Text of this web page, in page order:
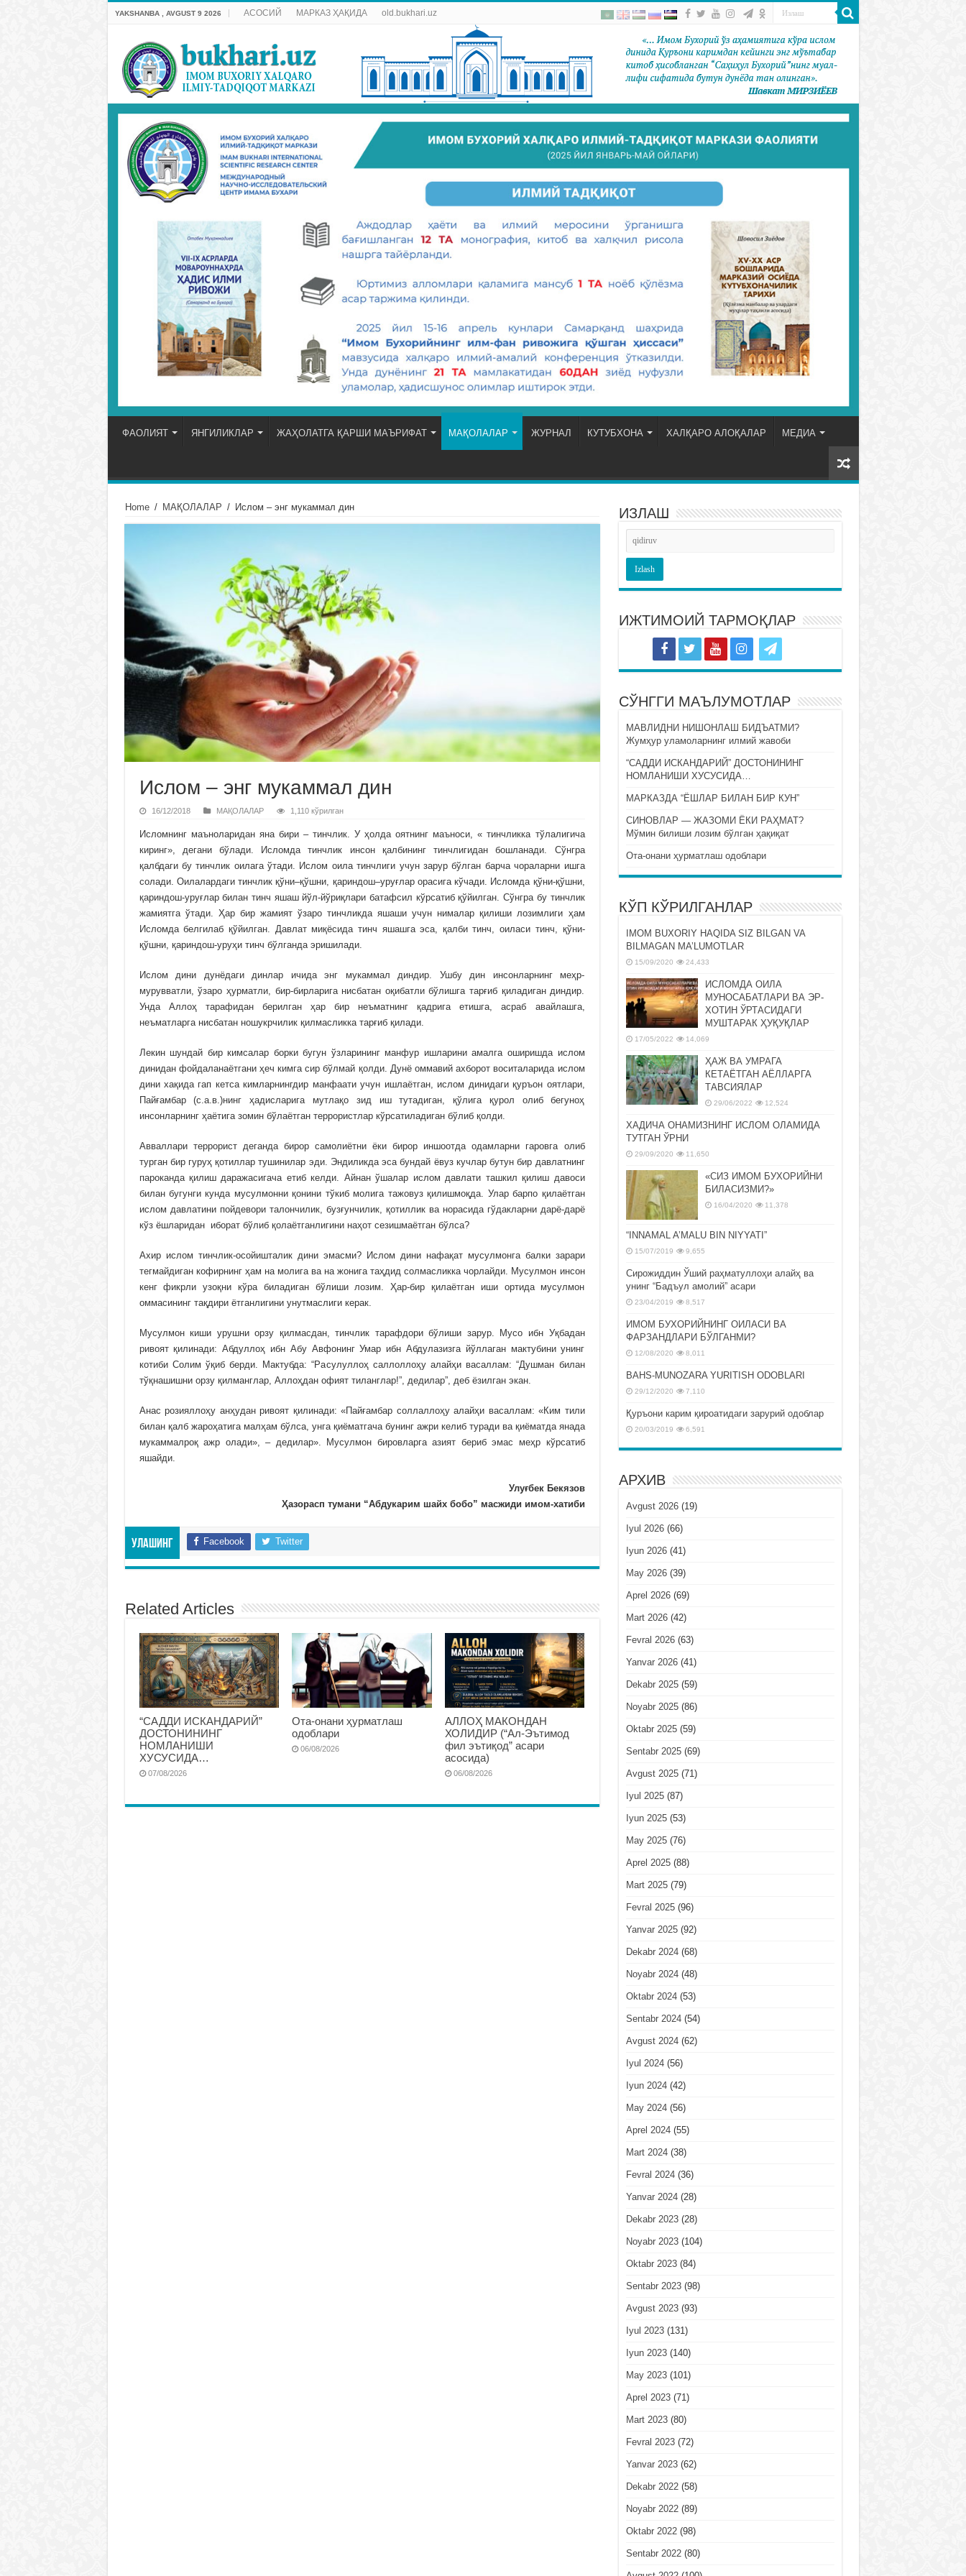
YAKSHANBA , AVGUST 9 2026 АСОСИЙ МАРКАЗ ҲАҚИДА old.bukhari.uz
ФАОЛИЯТ ЯНГИЛИКЛАР ЖАҲОЛАТГА ҚАРШИ МАЪРИФАТ МАҚОЛАЛАР ЖУРНАЛ КУТУБХОНА ХАЛҚАРО АЛОҚАЛАР МЕДИА
Home / МАҚОЛАЛАР / Ислом – энг мукаммал дин
Ислом – энг мукаммал дин
16/12/2018 МАҚОЛАЛАР 1,110 кўрилган
Исломнинг маъноларидан яна бири – тинчлик. У ҳолда оятнинг маъноси, « тинчликка тўлалигича
киринг», дегани бўлади. Исломда тинчлик инсон қалбининг тинчлигидан бошланади. Сўнгра
қалбдаги бу тинчлик оилага ўтади. Ислом оила тинчлиги учун зарур бўлган барча чораларни ишга
солади. Оилалардаги тинчлик қўни–қўшни, қариндош–уруғлар орасига кўчади. Исломда қўни-қўшни,
қариндош-уруғлар билан тинч яшаш йўл-йўриқлари батафсил кўрсатиб қўйилган. Сўнгра бу тинчлик
жамиятга ўтади. Ҳар бир жамият ўзаро тинчликда яшаши учун нималар қилиши лозимлиги ҳам
Исломда белгилаб қўйилган. Давлат миқёсида тинч яшашга эса, қалби тинч, оиласи тинч, қўни-
қўшни, қариндош-уруҳи тинч бўлганда эришилади.
Ислом дини дунёдаги динлар ичида энг мукаммал диндир. Ушбу дин инсонларнинг меҳр-
мурувватли, ўзаро ҳурматли, бир-бирларига нисбатан оқибатли бўлишга тарғиб қиладиган диндир.
Унда Аллоҳ тарафидан берилган ҳар бир неъматнинг қадрига етишга, асраб авайлашга,
неъматларга нисбатан ношукрчилик қилмасликка тарғиб қилади.
Лекин шундай бир кимсалар борки бугун ўзларининг манфур ишларини амалга оширишда ислом
динидан фойдаланаётгани ҳеч кимга сир бўлмай қолди. Дунё оммавий ахборот воситаларида ислом
дини хақида гап кетса кимларнингдир манфаати учун ишлаётган, ислом динидаги қуръон оятлари,
Пайғамбар (с.а.в.)нинг ҳадисларига мутлақо зид иш тутадиган, қўлига қурол олиб бегуноҳ
инсонларнинг ҳаётига зомин бўлаётган террористлар кўрсатиладиган бўлиб қолди.
Авваллари террорист деганда бирор самолиётни ёки бирор иншоотда одамларни гаровга олиб
турган бир гуруҳ қотиллар тушинилар эди. Эндиликда эса бундай ёвуз кучлар бутун бир давлатнинг
пароканда қилиш даражасигача етиб келди. Айнан ўшалар ислом давлати ташкил қилиш давоси
билан бугунги кунда мусулмонни қонини тўкиб молига тажовуз қилишмоқда. Улар барпо қилаётган
ислом давлатини пойдевори талончилик, бузғунчилик, қотиллик ва норасида гўдакларни дарё-дарё
кўз ёшларидан иборат бўлиб қолаётганлигини наҳот сезишмаётган бўлса?
Ахир ислом тинчлик-осойишталик дини эмасми? Ислом дини нафақат мусулмонга балки зарари
тегмайдиган кофирнинг ҳам на молига ва на жонига таҳдид солмасликка чорлайди. Мусулмон инсон
кенг фикрли узоқни кўра биладиган бўлиши лозим. Ҳар-бир қилаётган иши ортида мусулмон
оммасининг тақдири ётганлигини унутмаслиги керак.
Мусулмон киши урушни орзу қилмасдан, тинчлик тарафдори бўлиши зарур. Мусо ибн Уқбадан
ривоят қилинади: Абдуллоҳ ибн Абу Авфонинг Умар ибн Абдулазизга йўллаган мактубини унинг
котиби Солим ўқиб берди. Мактубда: “Расулуллоҳ саллоллоҳу алайҳи васаллам: “Душман билан
тўқнашишни орзу қилманглар, Аллоҳдан офият тиланглар!”, дедилар”, деб ёзилган экан.
Анас розияллоҳу анҳудан ривоят қилинади: «Пайғамбар соллаллоҳу алайҳи васаллам: «Ким тили
билан қалб жароҳатига малҳам бўлса, унга қиёматгача бунинг ажри келиб туради ва қиёматда янада
мукаммалроқ ажр олади», – дедилар». Мусулмон бировларга азият бериб эмас меҳр кўрсатиб
яшайди.
Улуғбек Бекязов
Ҳазорасп тумани “Абдукарим шайх бобо” масжиди имом-хатиби
Улашинг Facebook Twitter
Related Articles
“САДДИ ИСКАНДАРИЙ”
ДОСТОНИНИНГ
НОМЛАНИШИ
ХУСУСИДА…
07/08/2026
Ота-онани ҳурматлаш
одоблари
06/08/2026
АЛЛОҲ МАКОНДАН
ХОЛИДИР (“Ал-Эътимод
фил эътиқод” асари
асосида)
06/08/2026
ИЗЛАШ
ИЖТИМОИЙ ТАРМОҚЛАР
СЎНГГИ МАЪЛУМОТЛАР
МАВЛИДНИ НИШОНЛАШ БИДЪАТМИ?
Жумҳур уламоларнинг илмий жавоби
“САДДИ ИСКАНДАРИЙ” ДОСТОНИНИНГ
НОМЛАНИШИ ХУСУСИДА…
МАРКАЗДА “ЁШЛАР БИЛАН БИР КУН”
СИНОВЛАР — ЖАЗОМИ ЁКИ РАҲМАТ?
Мўмин билиши лозим бўлган ҳақиқат
Ота-онани ҳурматлаш одоблари
КЎП КЎРИЛГАНЛАР
IMOM BUXORIY HAQIDA SIZ BILGAN VA
BILMAGAN MA’LUMOTLAR
15/09/2020 24,433
ИСЛОМДА ОИЛА
МУНОСАБАТЛАРИ ВА ЭР-
ХОТИН ЎРТАСИДАГИ
МУШТАРАК ҲУҚУҚЛАР
17/05/2022 14,069
ҲАЖ ВА УМРАГА
КЕТАЁТГАН АЁЛЛАРГА
ТАВСИЯЛАР
29/06/2022 12,524
ХАДИЧА ОНАМИЗНИНГ ИСЛОМ ОЛАМИДА
ТУТГАН ЎРНИ
29/09/2020 11,650
«СИЗ ИМОМ БУХОРИЙНИ
БИЛАСИЗМИ?»
16/04/2020 11,378
“INNAMAL A’MALU BIN NIYYATI”
15/07/2019 9,655
Сирожиддин Ўший раҳматуллоҳи алайҳ ва
унинг “Бадъул амолий” асари
23/04/2019 8,517
ИМОМ БУХОРИЙНИНГ ОИЛАСИ ВА
ФАРЗАНДЛАРИ БЎЛГАНМИ?
12/08/2020 8,011
BAHS-MUNOZARA YURITISH ODOBLARI
29/12/2020 7,110
Қуръони карим қироатидаги зарурий одоблар
20/03/2019 6,591
АРХИВ
Avgust 2026(19)
Iyul 2026(66)
Iyun 2026(41)
May 2026(39)
Aprel 2026(69)
Mart 2026(42)
Fevral 2026(63)
Yanvar 2026(41)
Dekabr 2025(59)
Noyabr 2025(86)
Oktabr 2025(59)
Sentabr 2025(69)
Avgust 2025(71)
Iyul 2025(87)
Iyun 2025(53)
May 2025(76)
Aprel 2025(88)
Mart 2025(79)
Fevral 2025(96)
Yanvar 2025(92)
Dekabr 2024(68)
Noyabr 2024(48)
Oktabr 2024(53)
Sentabr 2024(54)
Avgust 2024(62)
Iyul 2024(56)
Iyun 2024(42)
May 2024(56)
Aprel 2024(55)
Mart 2024(38)
Fevral 2024(36)
Yanvar 2024(28)
Dekabr 2023(28)
Noyabr 2023(104)
Oktabr 2023(84)
Sentabr 2023(98)
Avgust 2023(93)
Iyul 2023(131)
Iyun 2023(140)
May 2023(101)
Aprel 2023(71)
Mart 2023(80)
Fevral 2023(72)
Yanvar 2023(62)
Dekabr 2022(58)
Noyabr 2022(89)
Oktabr 2022(98)
Sentabr 2022(80)